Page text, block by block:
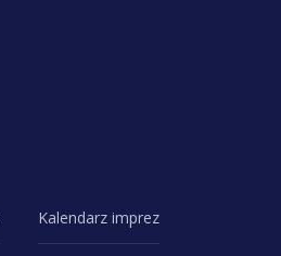
Kalendarz imprez